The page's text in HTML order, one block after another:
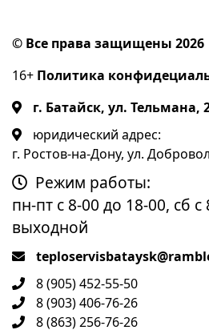
© Все права защищены 2026
16+ Политика
г. Батайск, ул. Тельмана,
юридический адрес:
г. Ростов-на-Дону, ул.
Режим работы:
пн-пт с 8-00 до 18-00, сб
выходной
8 (905) 452-55-50
8 (903) 406-76-26
8 (863) 256-76-26